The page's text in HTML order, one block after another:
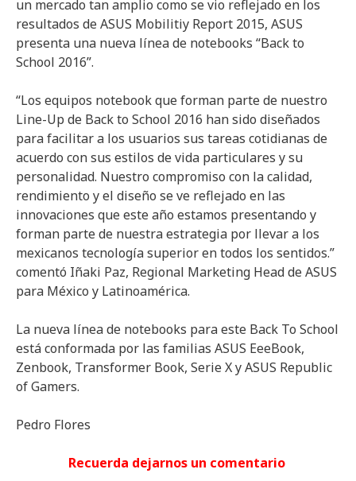
un mercado tan amplio como se vio reflejado en los
resultados de ASUS Mobilitiy Report 2015, ASUS
presenta una nueva línea de notebooks “Back to
School 2016”.
“Los equipos notebook que forman parte de nuestro
Line-Up de Back to School 2016 han sido diseñados
para facilitar a los usuarios sus tareas cotidianas de
acuerdo con sus estilos de vida particulares y su
personalidad. Nuestro compromiso con la calidad,
rendimiento y el diseño se ve reflejado en las
innovaciones que este año estamos presentando y
forman parte de nuestra estrategia por llevar a los
mexicanos tecnología superior en todos los sentidos.”
comentó Iñaki Paz, Regional Marketing Head de ASUS
para México y Latinoamérica.
La nueva línea de notebooks para este Back To School
está conformada por las familias ASUS EeeBook,
Zenbook, Transformer Book, Serie X y ASUS Republic
of Gamers.
Pedro Flores
Recuerda dejarnos un comentario